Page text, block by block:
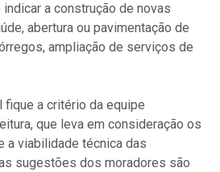
a construção de novas
abertura ou pavimentação de
ampliação de serviços de
fique a critério da equipe
que leva em consideração os
a viabilidade técnica das
sugestões dos moradores são